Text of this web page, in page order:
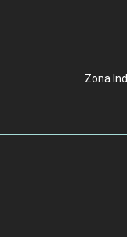
Zona